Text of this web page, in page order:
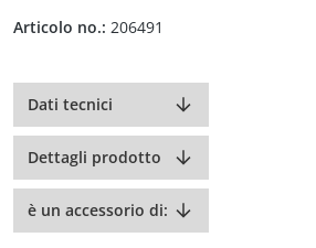
Articolo no.: 206491
Dati tecnici
Dettagli prodotto
è un accessorio di: